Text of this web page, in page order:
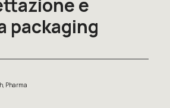
e
packaging
, Pharma